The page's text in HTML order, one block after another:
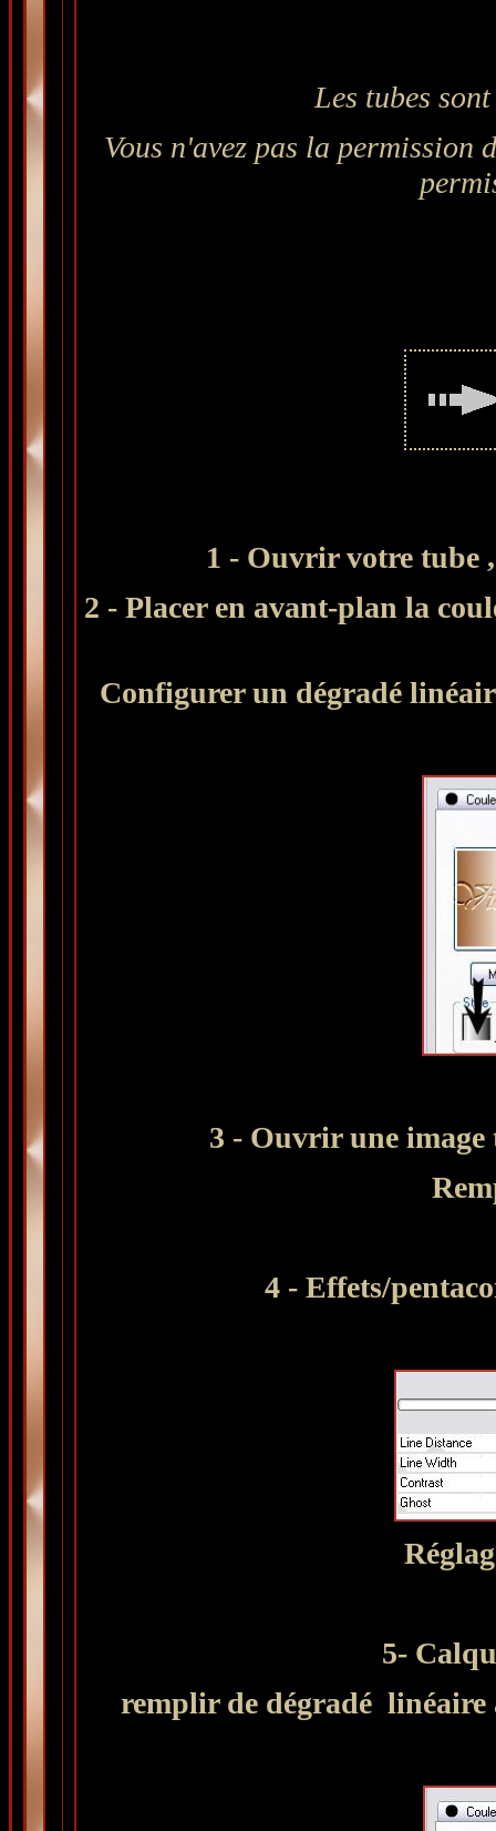
Les tubes
Vous n'avez pas la permission
1 - Ouvrir votre tube
2 - Placer en avant-plan la
Configurer un dégradé
3 - Ouvrir une image
4 - Effets/
5-
remplir de dégradé linéaire